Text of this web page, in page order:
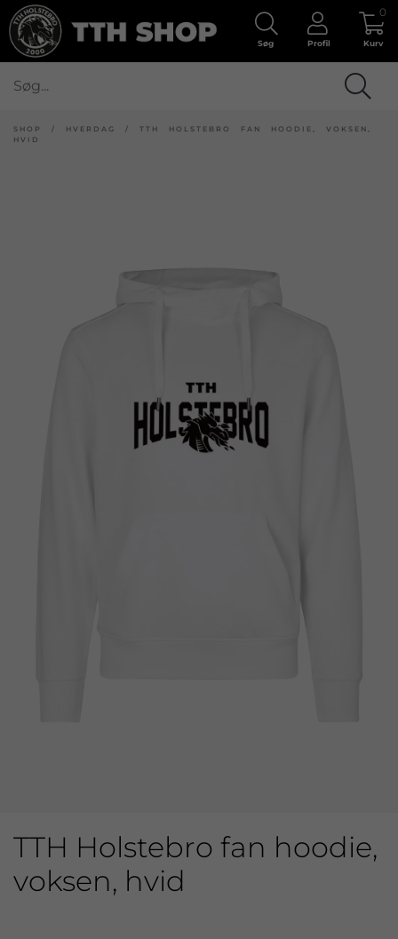
Søg Profil Kurv
0
SHOP / HVERDAG / TTH HOLSTEBRO FAN HOODIE, VOKSEN,
HVID
TTH Holstebro fan hoodie,
voksen, hvid